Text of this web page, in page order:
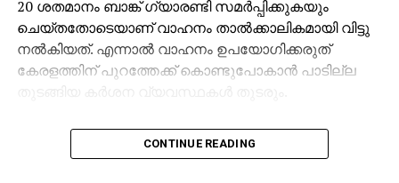
20 ശതമാനം ബാങ്ക് ഗ്യാരണ്ടി സമര്‍പ്പിക്കുകയും
ചെയ്തതോടെയാണ് വാഹനം താല്‍ക്കാലികമായി വിട്ടു
നല്‍കിയത്. എന്നാല്‍ വാഹനം ഉപയോഗിക്കരുത്
കേരളത്തിന് പുറത്തേക്ക് കൊണ്ടുപോകാന്‍ പാടില്ല
ഭൂട്ടാനില്‍ നിന്ന് നികുതി വെട്ടിച്ച് വാഹനങ്ങള്‍
കേരളത്തിലേക്ക് കടത്തിയതുമായി ബന്ധപ്പെട്ട കസ്റ്റംസ്
CONTINUE READING